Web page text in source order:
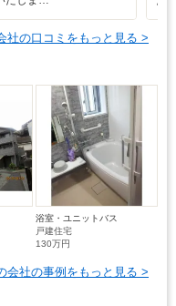
社の口コミをもっと見る >
浴室・ユニットバス
戸建住宅
130万円
会社の事例をもっと見る >